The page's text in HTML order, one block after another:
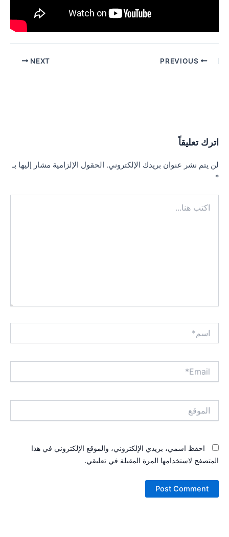
Post
NEXT
اترك تعليقاً
لن يتم نشر عنوان بريدك الإلكتروني. الحقول الإلزامية مشار إليها بـ
*
هنا...
احفظ اسمي، بريدي الإلكتروني، والموقع الإلكتروني في هذا
المتصفح لاستخدامها المرة المقبلة في تعليقي.